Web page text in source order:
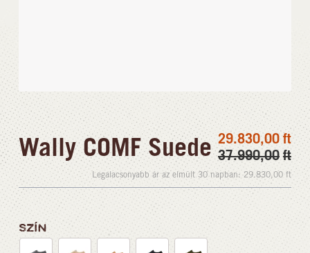
Wally COMF Suede 29.830,00 ft
37.990,00 ft
Legalacsonyabb ár az elmúlt 30 napban:29.830,00 ft
SZÍN